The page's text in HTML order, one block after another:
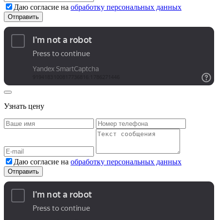
Даю согласие на обработку персональных данных
Узнать цену
Даю согласие на обработку персональных данных